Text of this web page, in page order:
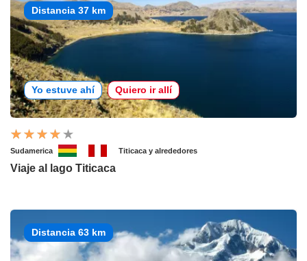
Distancia 37 km
Yo estuve ahí Quiero ir allí
Sudamerica Titicaca y alrededores
Viaje al lago Titicaca
Distancia 63 km